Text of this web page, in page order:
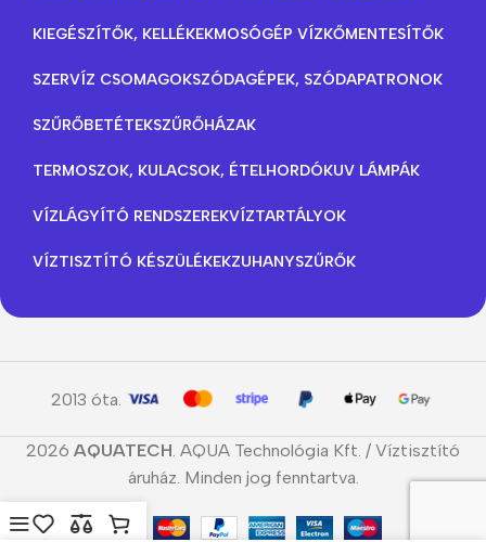
KIEGÉSZÍTŐK, KELLÉKEKMOSÓGÉP VÍZKŐMENTESÍTŐK
SZERVÍZ CSOMAGOKSZÓDAGÉPEK, SZÓDAPATRONOK
SZŰRŐBETÉTEKSZŰRŐHÁZAK
TERMOSZOK, KULACSOK, ÉTELHORDÓKUV LÁMPÁK
VÍZLÁGYÍTÓ RENDSZEREKVÍZTARTÁLYOK
VÍZTISZTÍTÓ KÉSZÜLÉKEKZUHANYSZŰRŐK
2013 óta.
2026 AQUATECH. AQUA Technológia Kft. / Víztisztító
áruház. Minden jog fenntartva.